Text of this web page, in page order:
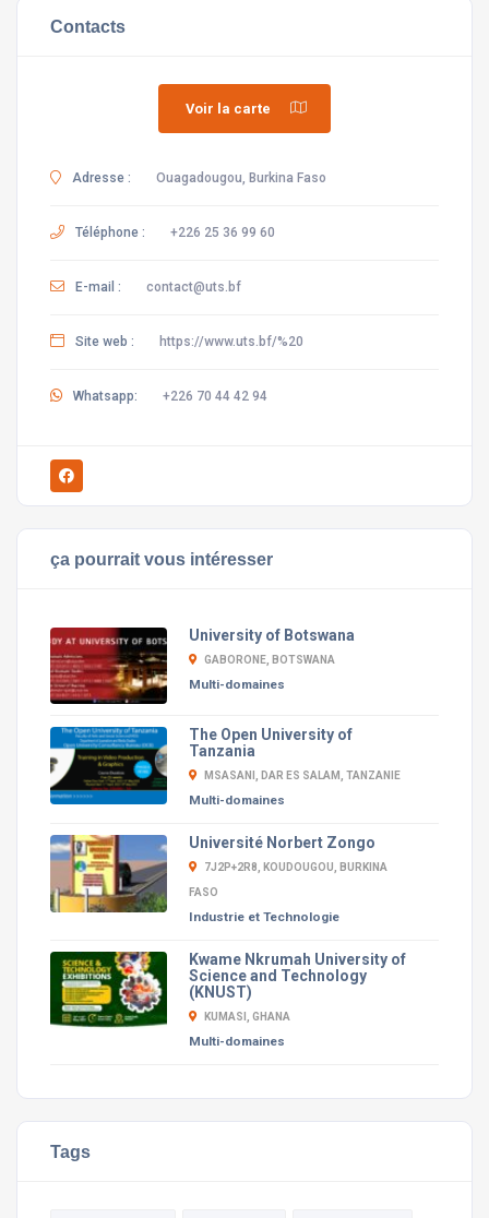
Contacts
Voir la carte
Adresse : Ouagadougou, Burkina Faso
Téléphone : +226 25 36 99 60
E-mail : contact@uts.bf
Site web : https://www.uts.bf/%20
Whatsapp: +226 70 44 42 94
ça pourrait vous intéresser
University of Botswana
GABORONE, BOTSWANA
Multi-domaines
The Open University of
Tanzania
MSASANI, DAR ES SALAM, TANZANIE
Multi-domaines
Université Norbert Zongo
7J2P+2R8, KOUDOUGOU, BURKINA
FASO
Industrie et Technologie
Kwame Nkrumah University of
Science and Technology
(KNUST)
KUMASI, GHANA
Multi-domaines
Tags